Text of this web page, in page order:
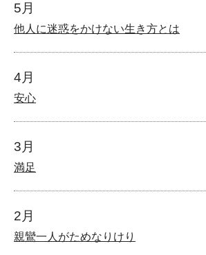
5月
他人に迷惑をかけない生き方とは
4月
安心
3月
満足
2月
親鸞一人がためなりけり